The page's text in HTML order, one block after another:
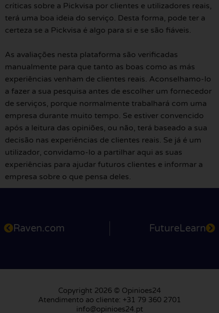
críticas sobre a Pickvisa por clientes e utilizadores reais,
terá uma boa ideia do serviço. Desta forma, pode ter a
certeza se a Pickvisa é algo para si e se são fiáveis.
As avaliações nesta plataforma são verificadas
manualmente para que tanto as boas como as más
experiências venham de clientes reais. Aconselhamo-lo
a fazer a sua pesquisa antes de escolher um fornecedor
de serviços, porque normalmente trabalhará com uma
empresa durante muito tempo. Se estiver convencido
após a leitura das opiniões, ou não, terá baseado a sua
decisão nas experiências de clientes reais. Se já é um
utilizador, convidamo-lo a partilhar aqui as suas
experiências para ajudar futuros clientes e informar a
empresa sobre o que pensa deles.
Raven.com FutureLearn
Copyright 2026 © Opinioes24
Atendimento ao cliente: +31 79 360 2701
info@opinioes24.pt